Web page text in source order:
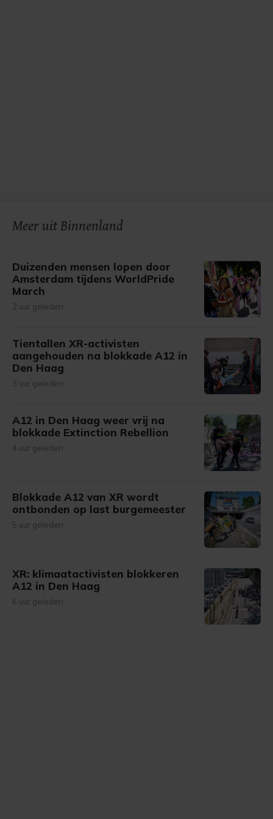
Meer uit Binnenland
Duizenden mensen lopen door
Amsterdam tijdens WorldPride
March
2 uur geleden
Tientallen XR-activisten
aangehouden na blokkade A12 in
Den Haag
3 uur geleden
A12 in Den Haag weer vrij na
blokkade Extinction Rebellion
4 uur geleden
Blokkade A12 van XR wordt
ontbonden op last burgemeester
5 uur geleden
XR: klimaatactivisten blokkeren
A12 in Den Haag
6 uur geleden